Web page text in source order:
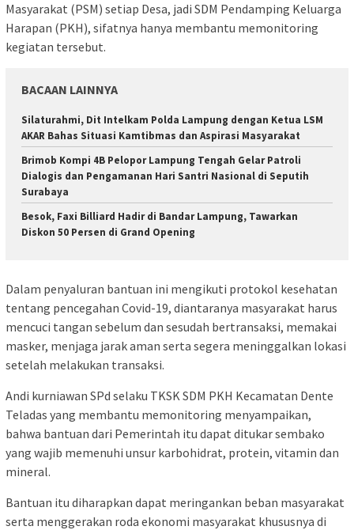
Masyarakat (PSM) setiap Desa, jadi SDM Pendamping Keluarga
Harapan (PKH), sifatnya hanya membantu memonitoring
kegiatan tersebut.
BACAAN LAINNYA
Silaturahmi, Dit Intelkam Polda Lampung dengan Ketua LSM
AKAR Bahas Situasi Kamtibmas dan Aspirasi Masyarakat
Brimob Kompi 4B Pelopor Lampung Tengah Gelar Patroli
Dialogis dan Pengamanan Hari Santri Nasional di Seputih
Surabaya
Besok, Faxi Billiard Hadir di Bandar Lampung, Tawarkan
Diskon 50 Persen di Grand Opening
Dalam penyaluran bantuan ini mengikuti protokol kesehatan
tentang pencegahan Covid-19, diantaranya masyarakat harus
mencuci tangan sebelum dan sesudah bertransaksi, memakai
masker, menjaga jarak aman serta segera meninggalkan lokasi
setelah melakukan transaksi.
Andi kurniawan SPd selaku TKSK SDM PKH Kecamatan Dente
Teladas yang membantu memonitoring menyampaikan,
bahwa bantuan dari Pemerintah itu dapat ditukar sembako
yang wajib memenuhi unsur karbohidrat, protein, vitamin dan
mineral.
Bantuan itu diharapkan dapat meringankan beban masyarakat
serta menggerakan roda ekonomi masyarakat khususnya di